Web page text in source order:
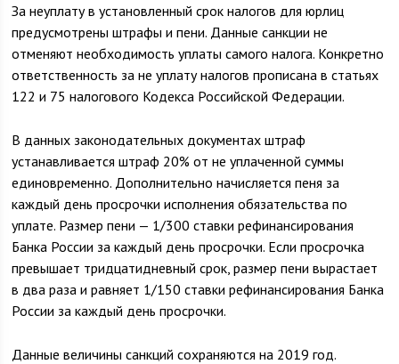
За неуплату в установленный срок налогов для юрлиц
предусмотрены штрафы и пени. Данные санкции не
отменяют необходимость уплаты самого налога. Конкретно
ответственность за не уплату налогов прописана в статьях
122 и 75 налогового Кодекса Российской Федерации.
В данных законодательных документах штраф
устанавливается штраф 20% от не уплаченной суммы
единовременно. Дополнительно начисляется пеня за
каждый день просрочки исполнения обязательства по
уплате. Размер пени — 1/300 ставки рефинансирования
Банка России за каждый день просрочки. Если просрочка
превышает тридцатидневный срок, размер пени вырастает
в два раза и равняет 1/150 ставки рефинансирования Банка
России за каждый день просрочки.
Данные величины санкций сохраняются на 2019 год.